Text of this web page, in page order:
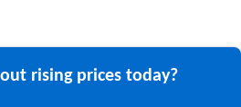
rising prices today?